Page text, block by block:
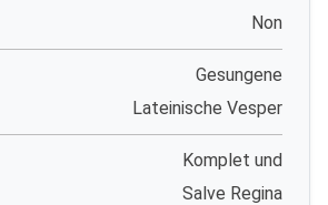
Non
Gesungene
Lateinische Vesper
Komplet und
Salve Regina